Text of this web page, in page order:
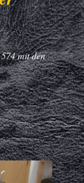
mit den